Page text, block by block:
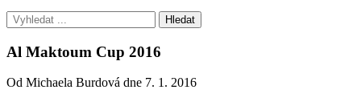
Al Maktoum Cup 2016
Od Michaela Burdová dne 7. 1. 2016